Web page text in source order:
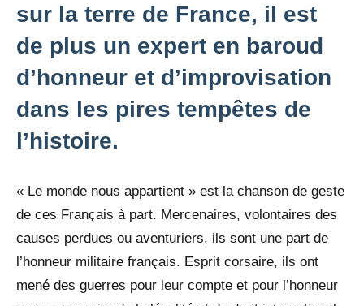
sur la terre de France, il est
de plus un expert en baroud
d’honneur et d’improvisation
dans les pires tempêtes de
l’histoire.
« Le monde nous appartient » est la chanson de geste
de ces Français à part. Mercenaires, volontaires des
causes perdues ou aventuriers, ils sont une part de
l’honneur militaire français. Esprit corsaire, ils ont
mené des guerres pour leur compte et pour l’honneur